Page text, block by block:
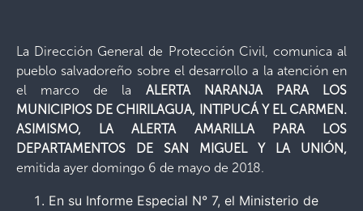
La Dirección General de Protección Civil, comunica al
pueblo salvadoreño sobre el desarrollo a la atención en
el marco de la ALERTA NARANJA PARA LOS
MUNICIPIOS DE CHIRILAGUA, INTIPUCÁ Y EL CARMEN.
ASIMISMO, LA ALERTA AMARILLA PARA LOS
DEPARTAMENTOS DE SAN MIGUEL Y LA UNIÓN,
emitida ayer domingo 6 de mayo de 2018.
En su Informe Especial N° 7, el Ministerio de